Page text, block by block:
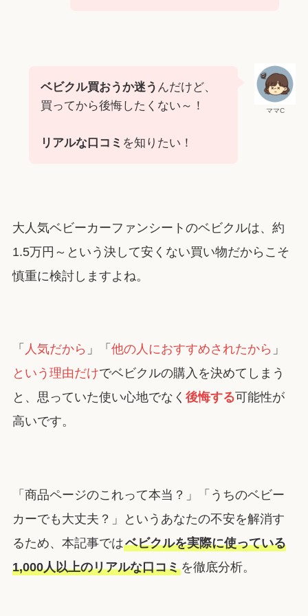
ママC
ベビクル買おうか迷う んだけど、
買ってから後悔したくない～！
リアルな口コミ を知りたい！
大人気ベビーカーファンシートのベビクルは、約
1.5万円～という決して安くない買い物だからこそ
慎重に検討しますよね。
「 人気だから 」「 他の人におすすめされたから 」
という理由だけでベビクルの購入を決めてしまう
と、思っていた使い心地でなく 後悔する可能性が
高いです。
「商品ページのこれって本当？」「うちのベビー
カーでも大丈夫？」というあなたの不安を解消す
るため、本記事ではベビクルを実際に使っている
1,000人以上のリアルな口コミを徹底分析。